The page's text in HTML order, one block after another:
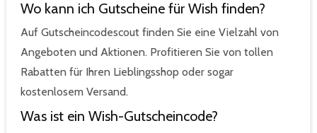
Wo kann ich Gutscheine für Wish finden?
Auf Gutscheincodescout finden Sie eine Vielzahl von
Angeboten und Aktionen. Profitieren Sie von tollen
Rabatten für Ihren Lieblingsshop oder sogar
kostenlosem Versand.
Was ist ein Wish-Gutscheincode?